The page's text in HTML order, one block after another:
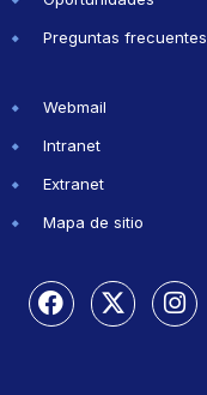
Preguntas frecuentes
Webmail
Intranet
Extranet
Mapa de sitio